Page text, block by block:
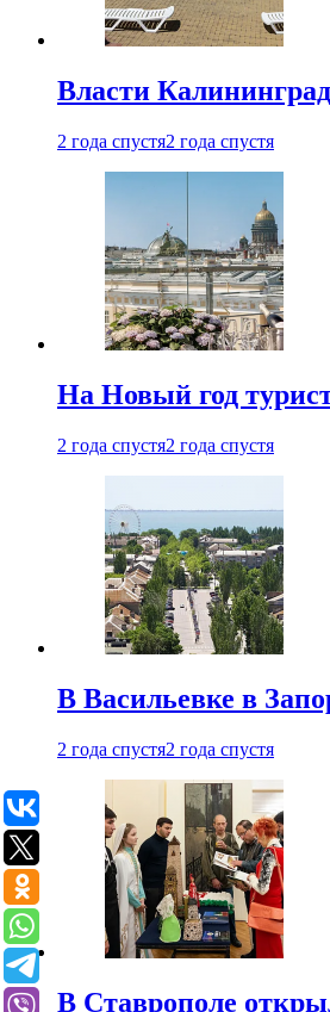
Власти
2 года спустя2 года спустя
На Новый год
2 года спустя2 года спустя
В Васильевке в
2 года спустя2 года спустя
В Ставрополе